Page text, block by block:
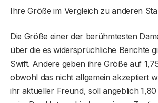
Ihre Größe im Vergleich zu anderen
Die Größe einer der berühmtesten
über die es widersprüchliche Berichte
Swift. Andere geben ihre Größe auf
obwohl das nicht allgemein akzeptiert
ihr aktueller Freund, soll angeblich